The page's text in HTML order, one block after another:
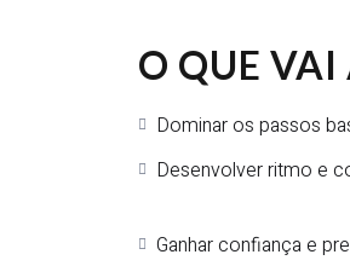
Ideal para noivos que
O QUE VAI
Dominar os passos
Desenvolver ritmo e
Ganhar confiança e